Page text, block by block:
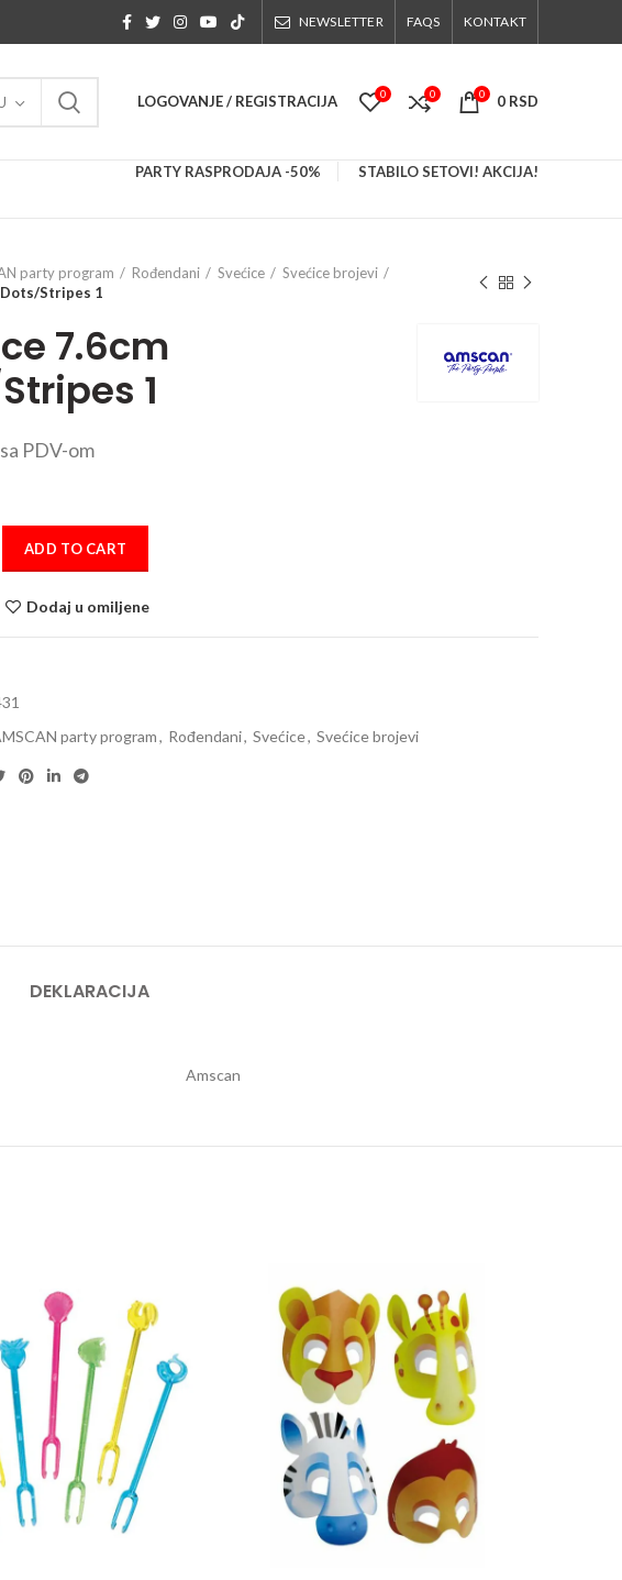
NEWSLETTER FAQS KONTAKT
LOGOVANJE / REGISTRACIJA 0 0 0 0 RSD
PARTY RASPRODAJA -50% STABILO SETOVI! AKCIJA!
party program Rođendani Svećice
Svećice brojevi
Dots/Stripes 1
7.6cm
1
sa PDV-om
ADD TO CART
Dodaj u omiljene
party program, Rođendani, Svećice, Svećice brojevi
DEKLARACIJA
Amscan
Štapici koktel 1/30 mix quantity Maske Safari set 1/8 quantity